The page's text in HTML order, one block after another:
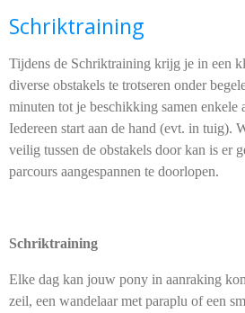
Schriktraining
Tijdens de Schriktraining krijg je in een
diverse obstakels te trotseren onder
minuten tot je beschikking samen enkele
Iedereen start aan de hand (evt. in tuig).
veilig tussen de obstakels door kan is er
parcours aangespannen te doorlopen.
Schriktraining
Elke dag kan jouw pony in aanraking
zeil, een wandelaar met paraplu of een